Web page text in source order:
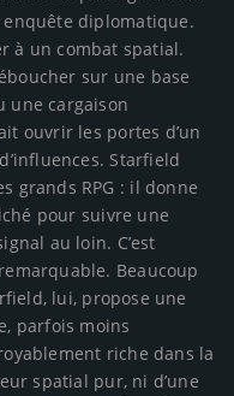
diplomatique.
à un combat spatial.
sur une base
une cargaison
ouvrir les portes d’un
Starfield
grands RPG : il donne
pour suivre une
au loin. C’est
Beaucoup
lui, propose une
parfois moins
riche dans la
spatial pur, ni d’une